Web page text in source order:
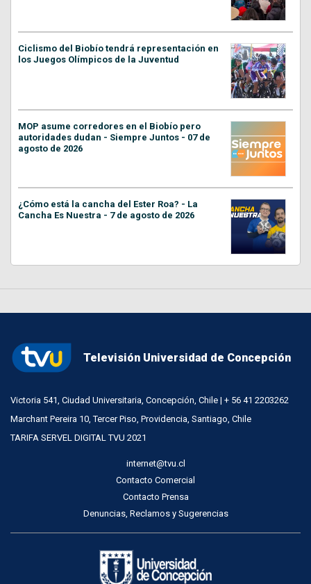
Ciclismo del Biobío tendrá representación en
los Juegos Olímpicos de la Juventud
MOP asume corredores en el Biobío pero
autoridades dudan - Siempre Juntos - 07 de
agosto de 2026
¿Cómo está la cancha del Ester Roa? - La
Cancha Es Nuestra - 7 de agosto de 2026
Televisión Universidad de Concepción
Victoria 541, Ciudad Universitaria, Concepción, Chile | + 56 41 2203262
Marchant Pereira 10, Tercer Piso, Providencia, Santiago, Chile
TARIFA SERVEL DIGITAL TVU 2021
internet@tvu.cl
Contacto Comercial
Contacto Prensa
Denuncias, Reclamos y Sugerencias